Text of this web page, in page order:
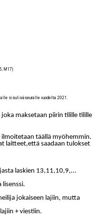
M17)
sisulisäseuralle vuodelta 2021.
maksetaan piirin tilille tilille
täällä myöhemmin.
laitteet,että saadaan tulokset
laskien 13,11,10,9,...
lisenssi.
jokaiseen lajiin, mutta
+ viestiin.